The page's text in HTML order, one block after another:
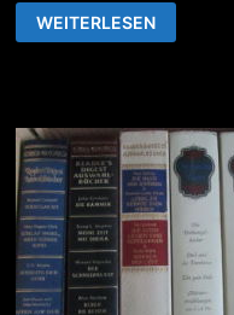
FREE
EBOOK
DOWNLOADS
WEITERLESEN